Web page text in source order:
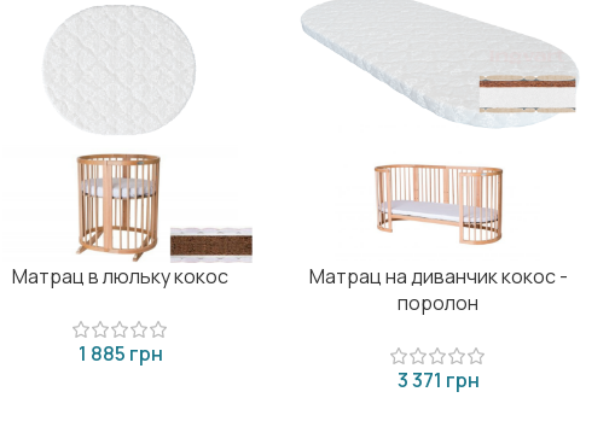
Матрац в люльку кокос
грн
Матрац на диванчик кокос -
поролон
грн